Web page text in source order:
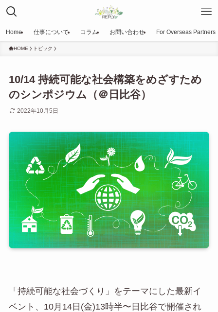
Home 仕事について コラム お問い合わせ For Overseas Partners
HOME トピック
10/14 持続可能な社会構築をめざすため
のシンポジウム（＠日比谷）
2022年10月5日
「持続可能な社会づくり」をテーマにした最新イ
ベント、10月14日(金)13時半〜日比谷で開催され